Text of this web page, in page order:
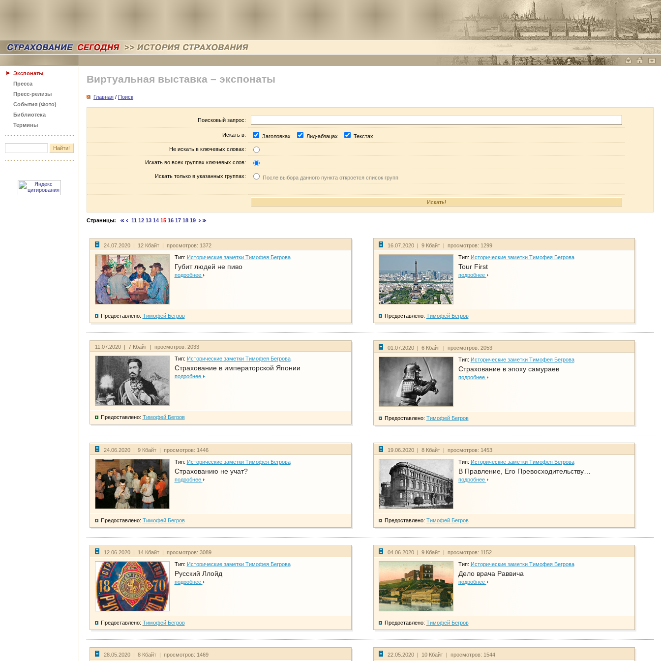
Экспонаты
Пресса
Пресс-релизы
События (Фото)
Библиотека
Термины
Виртуальная выставка – экспонаты
Главная / Поиск
Поисковый запрос:
Искать в: Заголовках Лид-абзацах Текстах
Не искать в ключевых словах:
Искать во всех группах ключевых слов:
Искать только в указанных группах: После выбора данного пункта откроется список групп
Страницы: 11 12 13 14 15 16 17 18 19
24.07.2020 | 12 Кбайт | просмотров: 1372
Тип: Исторические заметки Тимофея Бегрова
Губит людей не пиво
подробнее
Предоставлено: Тимофей Бегров
16.07.2020 | 9 Кбайт | просмотров: 1299
Тип: Исторические заметки Тимофея Бегрова
Tour First
подробнее
Предоставлено: Тимофей Бегров
11.07.2020 | 7 Кбайт | просмотров: 2033
Тип: Исторические заметки Тимофея Бегрова
Страхование в императорской Японии
подробнее
Предоставлено: Тимофей Бегров
01.07.2020 | 6 Кбайт | просмотров: 2053
Тип: Исторические заметки Тимофея Бегрова
Страхование в эпоху самураев
подробнее
Предоставлено: Тимофей Бегров
24.06.2020 | 9 Кбайт | просмотров: 1446
Тип: Исторические заметки Тимофея Бегрова
Страхованию не учат?
подробнее
Предоставлено: Тимофей Бегров
19.06.2020 | 8 Кбайт | просмотров: 1453
Тип: Исторические заметки Тимофея Бегрова
В Правление, Его Превосходительству…
подробнее
Предоставлено: Тимофей Бегров
12.06.2020 | 14 Кбайт | просмотров: 3089
Тип: Исторические заметки Тимофея Бегрова
Русский Ллойд
подробнее
Предоставлено: Тимофей Бегров
04.06.2020 | 9 Кбайт | просмотров: 1152
Тип: Исторические заметки Тимофея Бегрова
Дело врача Раввича
подробнее
Предоставлено: Тимофей Бегров
28.05.2020 | 8 Кбайт | просмотров: 1469 22.05.2020 | 10 Кбайт | просмотров: 1544